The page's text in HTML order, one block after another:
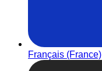
Français (France)